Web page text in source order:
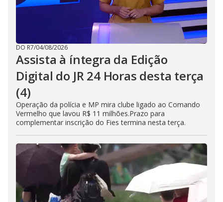
DO R7/04/08/2026
Assista à íntegra da Edição
Digital do JR 24 Horas desta terça
(4)
Operação da polícia e MP mira clube ligado ao Comando
Vermelho que lavou R$ 11 milhões.Prazo para
complementar inscrição do Fies termina nesta terça.